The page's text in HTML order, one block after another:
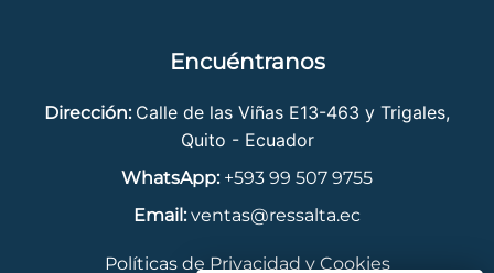
Encuéntranos
Dirección: Calle de las Viñas E13-463 y Trigales,
Quito - Ecuador
WhatsApp: +593 99 507 9755
Email: ventas@ressalta.ec
Políticas de Privacidad y Cookies